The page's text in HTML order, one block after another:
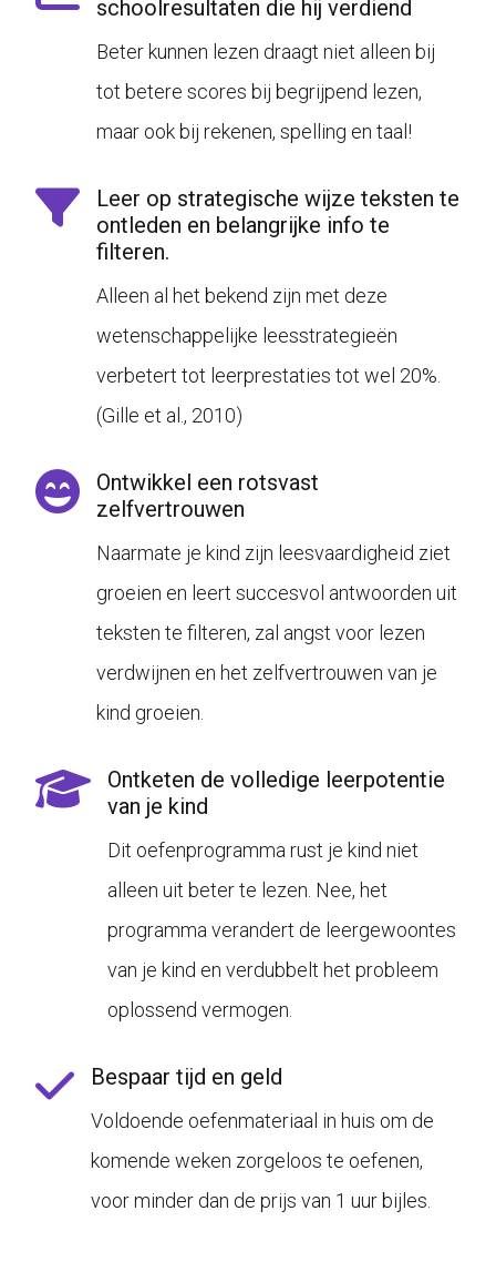
schoolresultaten die hij verdiend
Beter kunnen lezen draagt niet alleen bij
tot betere scores bij begrijpend lezen,
maar ook bij rekenen, spelling en taal!
Leer op strategische wijze teksten te
ontleden en belangrijke info te
filteren.
Alleen al het bekend zijn met deze
wetenschappelijke leesstrategieën
verbetert tot leerprestaties tot wel 20%.
(Gille et al., 2010)
Ontwikkel een rotsvast
zelfvertrouwen
Naarmate je kind zijn leesvaardigheid ziet
groeien en leert succesvol antwoorden uit
teksten te filteren, zal angst voor lezen
verdwijnen en het zelfvertrouwen van je
kind groeien.
Ontketen de volledige leerpotentie
van je kind
Dit oefenprogramma rust je kind niet
alleen uit beter te lezen. Nee, het
programma verandert de leergewoontes
van je kind en verdubbelt het probleem
oplossend vermogen.
Bespaar tijd en geld
Voldoende oefenmateriaal in huis om de
komende weken zorgeloos te oefenen,
voor minder dan de prijs van 1 uur bijles.